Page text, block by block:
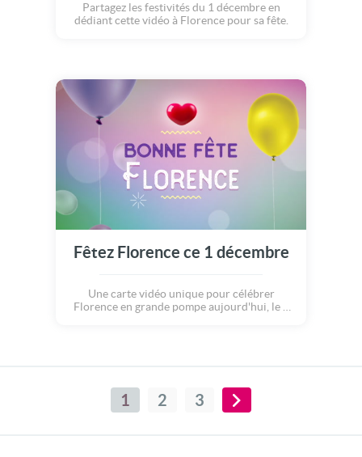
Partagez les festivités du 1 décembre en
dédiant cette vidéo à Florence pour sa fête.
Fêtez Florence ce 1 décembre
Une carte vidéo unique pour célébrer
Florence en grande pompe aujourd'hui, le 1
1 2 3